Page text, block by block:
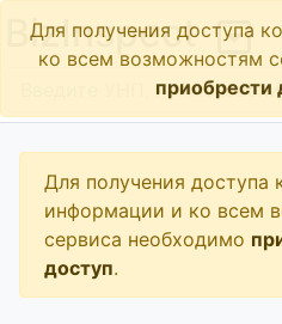
BizInspect
Для получения доступа
ко всем возможностям
приобрести
Для получения доступа
информации и ко всем
сервиса необходимо
доступ.